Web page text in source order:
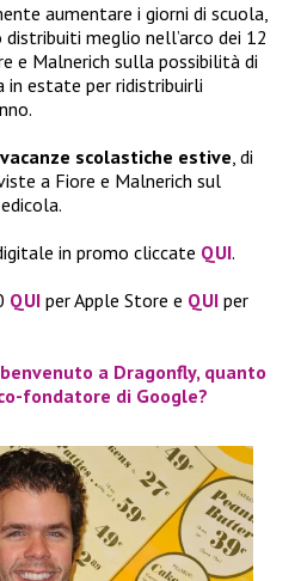
aumentare i giorni di scuola,
meglio nell’arco dei 12
e Malnerich sulla possibilità di
in estate per ridistribuirli
vacanze scolastiche estive, di
a Fiore e Malnerich sul
in promo cliccate QUI.
QUI per Apple Store e QUI per
benvenuto a Dragonfly, quanto
fondatore di Google?